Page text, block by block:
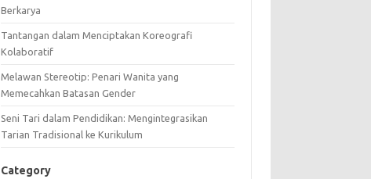
Berkarya
Tantangan dalam Menciptakan Koreografi
Kolaboratif
Melawan Stereotip: Penari Wanita yang
Memecahkan Batasan Gender
Seni Tari dalam Pendidikan: Mengintegrasikan
Tarian Tradisional ke Kurikulum
Category